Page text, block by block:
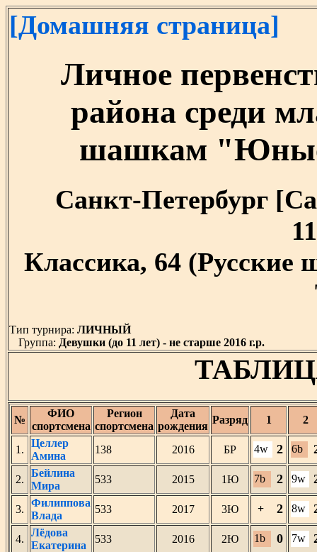
[Домашняя страница]
Личное
района среди
шашкам "Юные
Санкт-Петербург
Классика, 64
Тип турнира: ЛИЧНЫЙ
Группа: Девушки (до 11 лет) - не старше 2016 г.р.
№
ФИО
спортсмена
Регион
спортсмена
Дата
рождения
Разряд 1 2
1.
Целлер
Амина
138 2016 БР 4w 2 6b
2.
Бейлина
Мира
533 2015 1Ю 7b 2 9w
3.
Филиппова
Влада
533 2017 3Ю + 2 8w
4.
Лёдова
Екатерина
533 2016 2Ю 1b 0 7w